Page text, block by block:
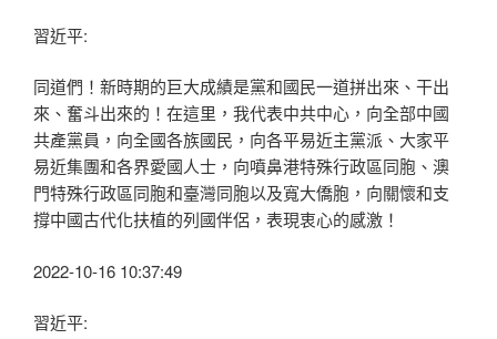
習近平:
同道們！新時期的巨大成績是黨和國民一道拼出來、干出
來、奮斗出來的！在這里，我代表中共中心，向全部中國
共產黨員，向全國各族國民，向各平易近主黨派、大家平
易近集團和各界愛國人士，向噴鼻港特殊行政區同胞、澳
門特殊行政區同胞和臺灣同胞以及寬大僑胞，向關懷和支
撐中國古代化扶植的列國伴侶，表現衷心的感激！
2022-10-16 10:37:49
習近平: